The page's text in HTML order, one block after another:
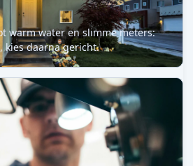
warm water en slimme meters:
kies daarna gericht.